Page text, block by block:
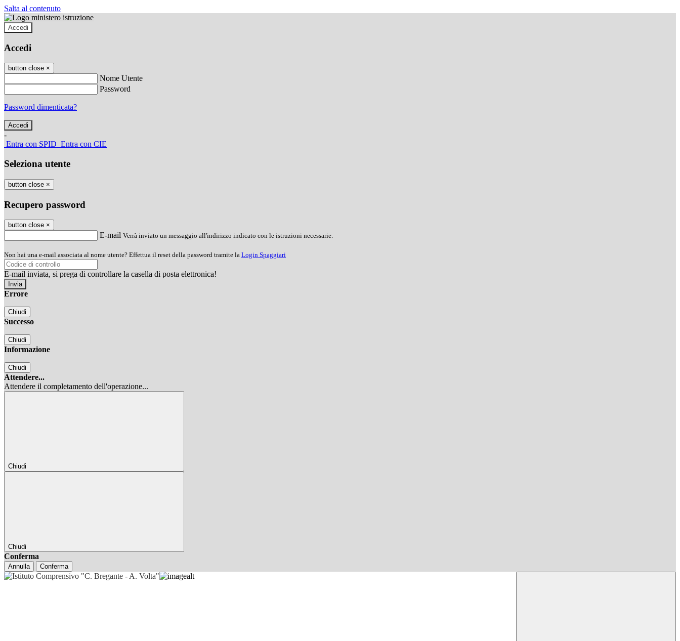
Salta al contenuto
Accedi
Accedi
button close ×
Nome Utente
Password
Password dimenticata?
-
Entra con SPID Entra con CIE
Seleziona utente
button close ×
Recupero password
button close ×
E-mail Verrà inviato un messaggio all'indirizzo indicato con le istruzioni necessarie.
Non hai una e-mail associata al nome utente? Effettua il reset della password tramite la Login Spaggiari
E-mail inviata, si prega di controllare la casella di posta elettronica!
Errore
Chiudi
Successo
Chiudi
Informazione
Chiudi
Attendere...
Attendere il completamento dell'operazione...
Chiudi
Chiudi
Conferma
Annulla Conferma